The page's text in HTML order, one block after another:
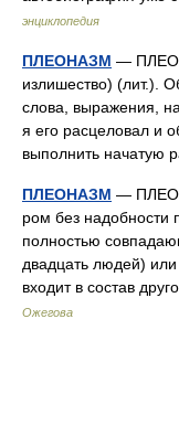
энциклопедия
ПЛЕОНАЗМ —
излишество) (лит.).
слова, выражения,
я его расцеловал и
выполнить
ПЛЕОНАЗМ —
ром без надобности
полностью
двадцать людей)
входит в состав
Ожегова